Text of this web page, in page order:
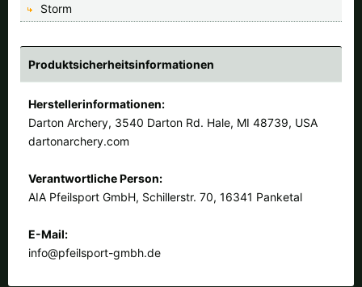
Storm
Produktsicherheitsinformationen
Herstellerinformationen:
Darton Archery, 3540 Darton Rd. Hale, MI 48739, USA
dartonarchery.com
Verantwortliche Person:
AIA Pfeilsport GmbH, Schillerstr. 70, 16341 Panketal
E-Mail:
info@pfeilsport-gmbh.de
"Deutschland" aus. Und erfragen die Versandkosten bei der